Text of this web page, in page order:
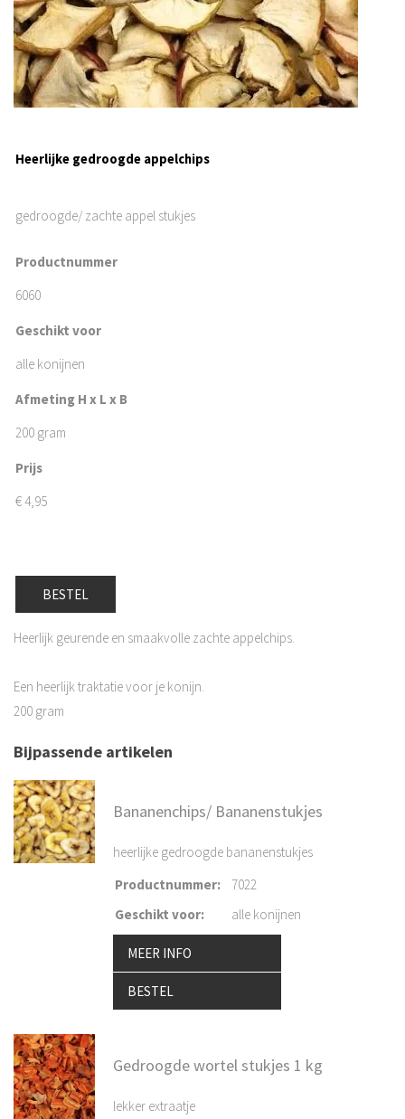
Heerlijke gedroogde appelchips
gedroogde/ zachte appel stukjes
Productnummer
6060
Geschikt voor
alle konijnen
Afmeting H x L x B
200 gram
Prijs
€4,95
BESTEL
Heerlijk geurende en smaakvolle zachte appelchips.
Een heerlijk traktatie voor je konijn.
200 gram
Bijpassende artikelen
Bananenchips/ Bananenstukjes
heerlijke gedroogde bananenstukjes
Productnummer:
7022
Geschikt voor: alle konijnen
MEER INFO
BESTEL
Gedroogde wortel stukjes 1 kg
lekker extraatje